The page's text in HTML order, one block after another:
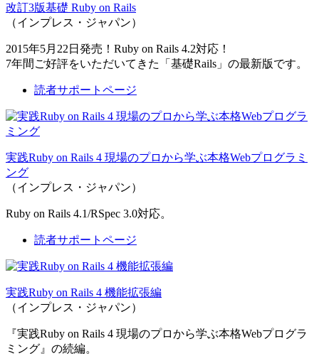
改訂3版基礎 Ruby on Rails
（インプレス・ジャパン）
2015年5月22日発売！Ruby on Rails 4.2対応！
7年間ご好評をいただいてきた「基礎Rails」の最新版です。
読者サポートページ
実践Ruby on Rails 4 現場のプロから学ぶ本格Webプログラミ
ング
（インプレス・ジャパン）
Ruby on Rails 4.1/RSpec 3.0対応。
読者サポートページ
実践Ruby on Rails 4 機能拡張編
（インプレス・ジャパン）
『実践Ruby on Rails 4 現場のプロから学ぶ本格Webプログラ
ミング』の続編。